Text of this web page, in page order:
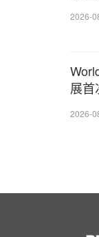
2026-
展首
2026-